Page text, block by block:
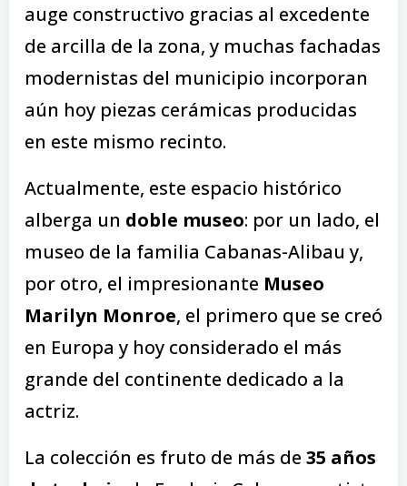
auge constructivo gracias al excedente
de arcilla de la zona, y muchas fachadas
modernistas del municipio incorporan
aún hoy piezas cerámicas producidas
en este mismo recinto.
Actualmente, este espacio histórico
alberga un doble museo: por un lado, el
museo de la familia Cabanas-Alibau y,
por otro, el impresionante Museo
Marilyn Monroe, el primero que se creó
en Europa y hoy considerado el más
grande del continente dedicado a la
actriz.
La colección es fruto de más de 35 años